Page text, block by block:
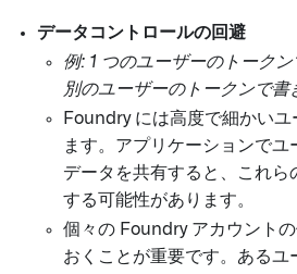
データコントロールの回避
例: 1 つのユーザーのトークン
別のユーザーのトークンで書
Foundry には高度で細かいユ
ます。アプリケーションで
データを共有すると、これら
する可能性があります。
個々の Foundry アカウント
おくことが重要です。あるユ